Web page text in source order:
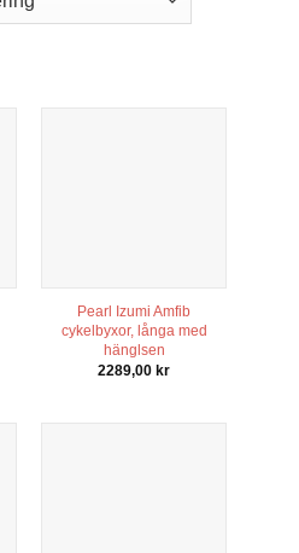
Pearl Izumi Amfib
cykelbyxor, långa med
hänglsen
2289,00 kr